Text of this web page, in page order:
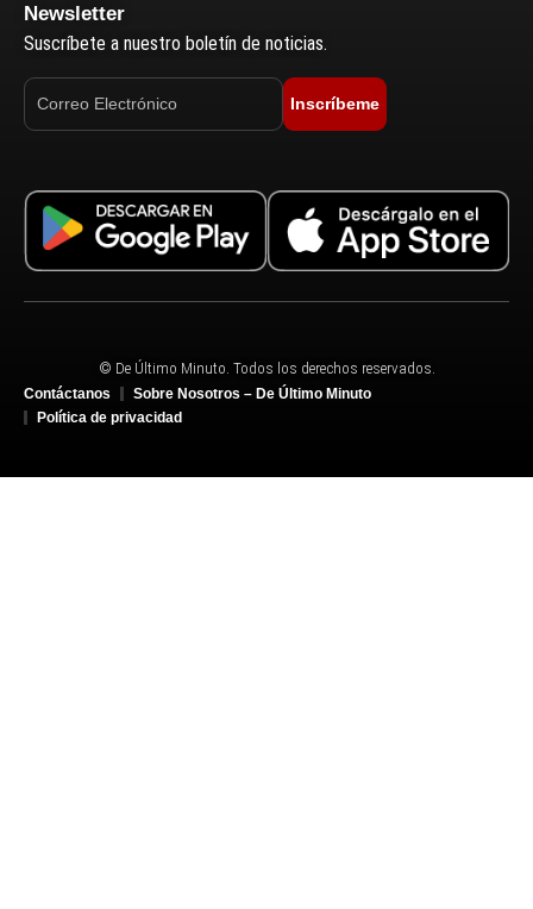
Newsletter
Suscríbete a nuestro boletín de noticias.
Inscríbeme
© De Último Minuto. Todos los derechos reservados.
Contáctanos
Sobre Nosotros – De Último Minuto
Política de privacidad